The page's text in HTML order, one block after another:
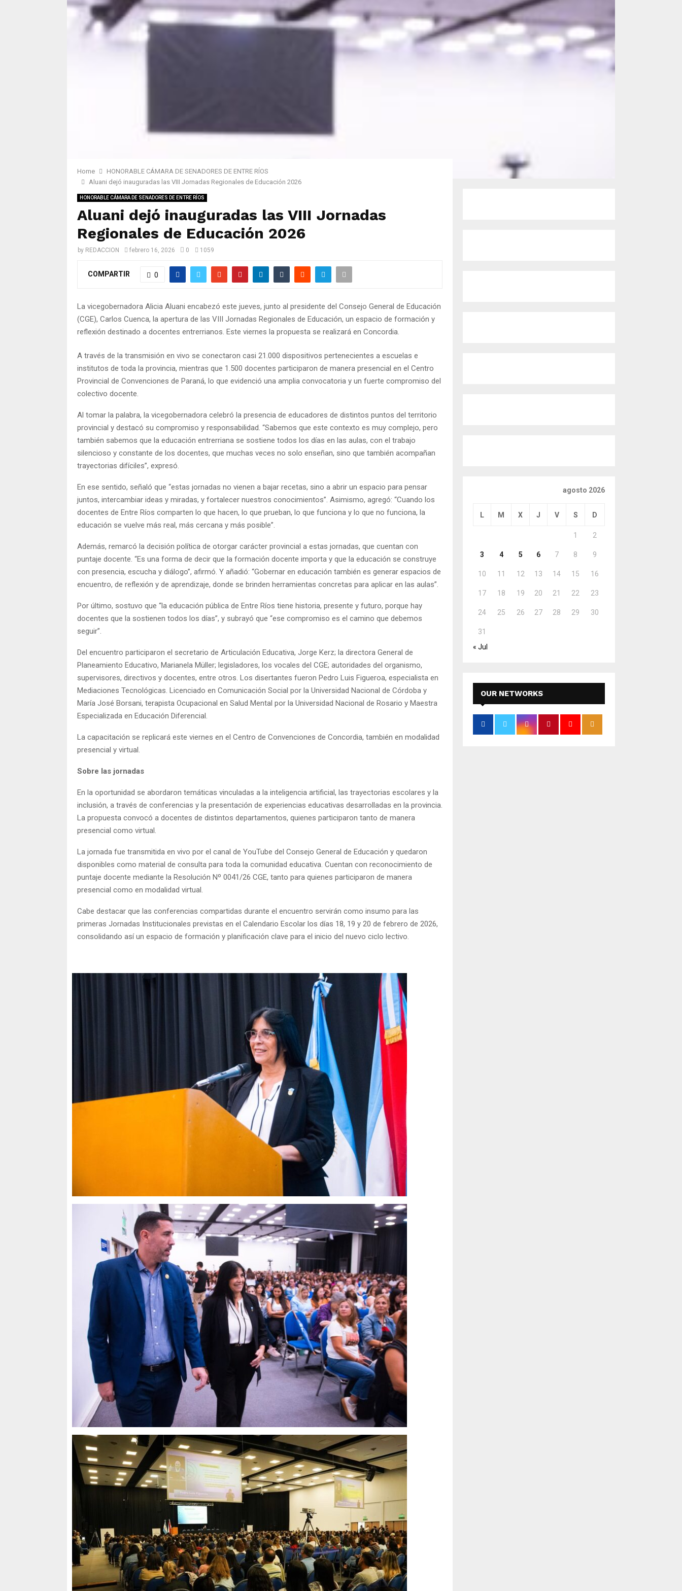
Home
HONORABLE CÁMARA DE SENADORES DE ENTRE RÍOS
Aluani dejó inauguradas las VIII Jornadas Regionales de Educación 2026
HONORABLE CÁMARA DE SENADORES DE ENTRE RÍOS
Aluani dejó inauguradas las VIII Jornadas
Regionales de Educación 2026
by REDACCION febrero 16, 2026 0 1059
COMPARTIR 0
La vicegobernadora Alicia Aluani encabezó este jueves, junto al presidente del Consejo General de Educación
(CGE), Carlos Cuenca, la apertura de las VIII Jornadas Regionales de Educación, un espacio de formación y
reflexión destinado a docentes entrerrianos. Este viernes la propuesta se realizará en Concordia.
A través de la transmisión en vivo se conectaron casi 21.000 dispositivos pertenecientes a escuelas e
institutos de toda la provincia, mientras que 1.500 docentes participaron de manera presencial en el Centro
Provincial de Convenciones de Paraná, lo que evidenció una amplia convocatoria y un fuerte compromiso del
colectivo docente.
Al tomar la palabra, la vicegobernadora celebró la presencia de educadores de distintos puntos del territorio
provincial y destacó su compromiso y responsabilidad. “Sabemos que este contexto es muy complejo, pero
también sabemos que la educación entrerriana se sostiene todos los días en las aulas, con el trabajo
silencioso y constante de los docentes, que muchas veces no solo enseñan, sino que también acompañan
trayectorias difíciles”, expresó.
En ese sentido, señaló que “estas jornadas no vienen a bajar recetas, sino a abrir un espacio para pensar
juntos, intercambiar ideas y miradas, y fortalecer nuestros conocimientos”. Asimismo, agregó: “Cuando los
docentes de Entre Ríos comparten lo que hacen, lo que prueban, lo que funciona y lo que no funciona, la
educación se vuelve más real, más cercana y más posible”.
Además, remarcó la decisión política de otorgar carácter provincial a estas jornadas, que cuentan con
puntaje docente. “Es una forma de decir que la formación docente importa y que la educación se construye
con presencia, escucha y diálogo”, afirmó. Y añadió: “Gobernar en educación también es generar espacios de
encuentro, de reflexión y de aprendizaje, donde se brinden herramientas concretas para aplicar en las aulas”.
Por último, sostuvo que “la educación pública de Entre Ríos tiene historia, presente y futuro, porque hay
docentes que la sostienen todos los días”, y subrayó que “ese compromiso es el camino que debemos
seguir”.
Del encuentro participaron el secretario de Articulación Educativa, Jorge Kerz; la directora General de
Planeamiento Educativo, Marianela Müller; legisladores, los vocales del CGE; autoridades del organismo,
supervisores, directivos y docentes, entre otros. Los disertantes fueron Pedro Luis Figueroa, especialista en
Mediaciones Tecnológicas. Licenciado en Comunicación Social por la Universidad Nacional de Córdoba y
María José Borsani, terapista Ocupacional en Salud Mental por la Universidad Nacional de Rosario y Maestra
Especializada en Educación Diferencial.
La capacitación se replicará este viernes en el Centro de Convenciones de Concordia, también en modalidad
presencial y virtual.
Sobre las jornadas
En la oportunidad se abordaron temáticas vinculadas a la inteligencia artificial, las trayectorias escolares y la
inclusión, a través de conferencias y la presentación de experiencias educativas desarrolladas en la provincia.
La propuesta convocó a docentes de distintos departamentos, quienes participaron tanto de manera
presencial como virtual.
La jornada fue transmitida en vivo por el canal de YouTube del Consejo General de Educación y quedaron
disponibles como material de consulta para toda la comunidad educativa. Cuentan con reconocimiento de
puntaje docente mediante la Resolución Nº 0041/26 CGE, tanto para quienes participaron de manera
presencial como en modalidad virtual.
Cabe destacar que las conferencias compartidas durante el encuentro servirán como insumo para las
primeras Jornadas Institucionales previstas en el Calendario Escolar los días 18, 19 y 20 de febrero de 2026,
consolidando así un espacio de formación y planificación clave para el inicio del nuevo ciclo lectivo.
agosto 2026
L M X J V S D
1 2
3 4 5 6 7 8 9
10 11 12 13 14 15 16
17 18 19 20 21 22 23
24 25 26 27 28 29 30
31
« Jul
OUR NETWORKS